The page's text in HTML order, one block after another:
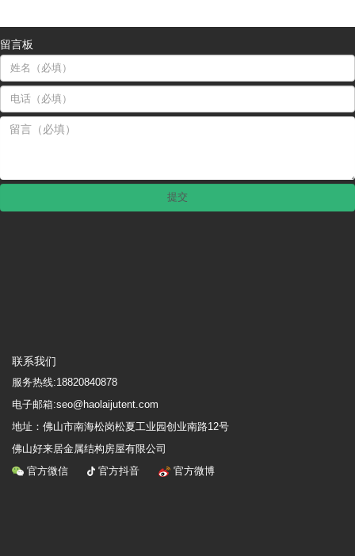
联系我们
服务热线:18820840878
电子邮箱:seo@haolaijutent.com
地址： 佛山市南海松岗松夏工业园创业南路12号
佛山好来居金属结构房屋有限公司
官方微信
官方抖音 官方微博
留言板